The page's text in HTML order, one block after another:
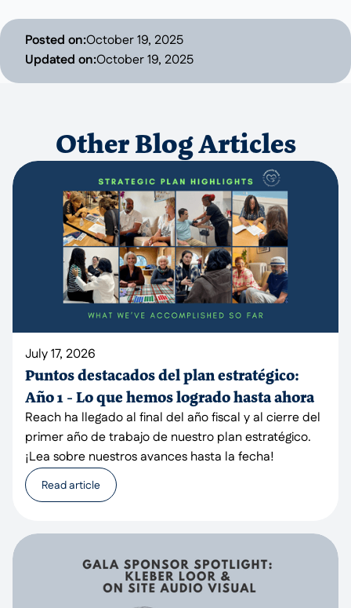
Posted on:October 19, 2025
Updated on:October 19, 2025
Other Blog Articles
July 17, 2026
Puntos destacados del plan estratégico:
Año 1 - Lo que hemos logrado hasta ahora
Reach ha llegado al final del año fiscal y al cierre del
primer año de trabajo de nuestro plan estratégico.
¡Lea sobre nuestros avances hasta la fecha!
Read article